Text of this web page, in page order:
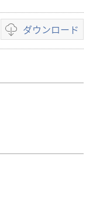
ダウンロード
ビ
デ
の
ド